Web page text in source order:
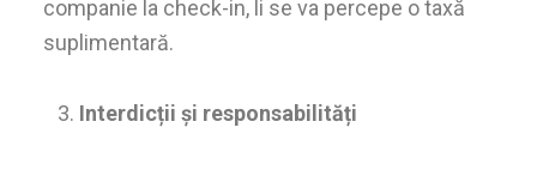
companie la check-in, li se va percepe o taxă
suplimentară.
Interdicții și responsabilități